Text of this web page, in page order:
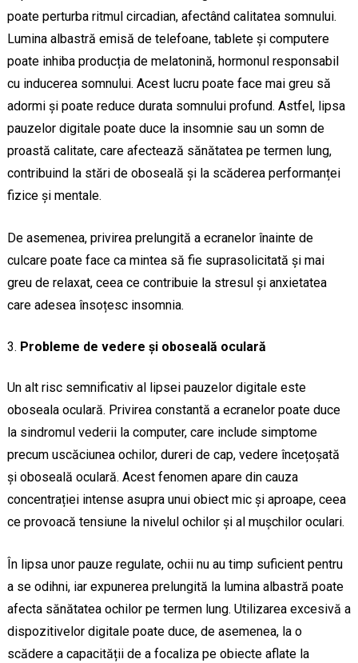
poate perturba ritmul circadian, afectând calitatea somnului.
Lumina albastră emisă de telefoane, tablete și computere
poate inhiba producția de melatonină, hormonul responsabil
cu inducerea somnului. Acest lucru poate face mai greu să
adormi și poate reduce durata somnului profund. Astfel, lipsa
pauzelor digitale poate duce la insomnie sau un somn de
proastă calitate, care afectează sănătatea pe termen lung,
contribuind la stări de oboseală și la scăderea performanței
fizice și mentale.
De asemenea, privirea prelungită a ecranelor înainte de
culcare poate face ca mintea să fie suprasolicitată și mai
greu de relaxat, ceea ce contribuie la stresul și anxietatea
care adesea însoțesc insomnia.
Probleme de vedere și oboseală oculară
Un alt risc semnificativ al lipsei pauzelor digitale este
oboseala oculară. Privirea constantă a ecranelor poate duce
la sindromul vederii la computer, care include simptome
precum uscăciunea ochilor, dureri de cap, vedere încețoșată
și oboseală oculară. Acest fenomen apare din cauza
concentrației intense asupra unui obiect mic și aproape, ceea
ce provoacă tensiune la nivelul ochilor și al mușchilor oculari.
În lipsa unor pauze regulate, ochii nu au timp suficient pentru
a se odihni, iar expunerea prelungită la lumina albastră poate
afecta sănătatea ochilor pe termen lung. Utilizarea excesivă a
dispozitivelor digitale poate duce, de asemenea, la o
scădere a capacității de a focaliza pe obiecte aflate la